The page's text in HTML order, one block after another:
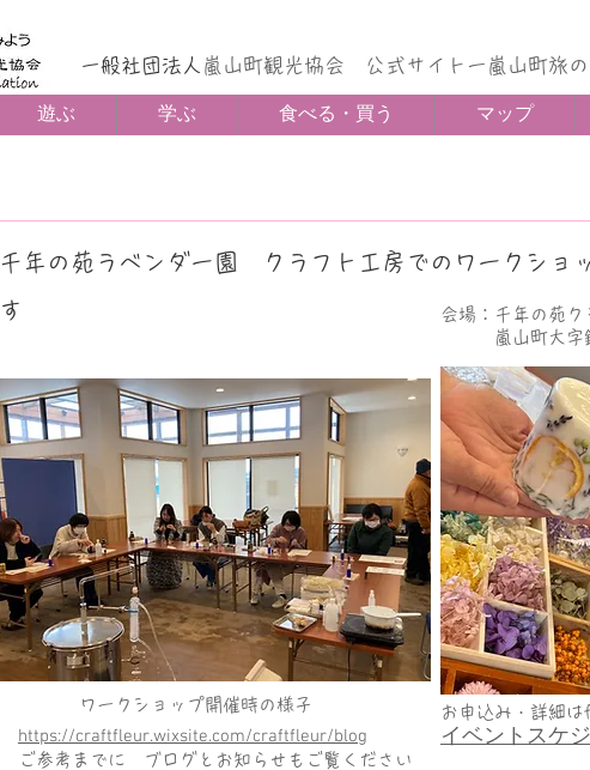
一般社団法人 嵐山町観光協会 公式サイトー嵐山町旅
遊ぶ 学ぶ 食べる・買う マップ
千年の苑ラベンダー園 クラフト工房でのワークショ
す
会場：千年の苑ク
嵐山町大字鎌
ワークショップ開催時の様子 お申込み・詳細
イベントスケ
https://craftfleur.wixsite.com/craftfleur/blog
ご参考までに ブログとお知らせもご覧ください